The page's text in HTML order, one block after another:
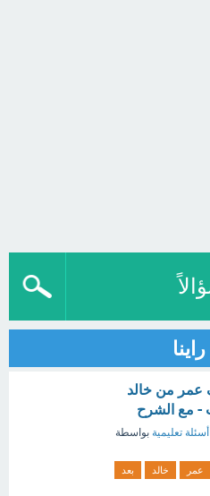
عمر من خالد
- مع الشرح
أسئلة تعليمية بواسطة
عمر خالد
بعد